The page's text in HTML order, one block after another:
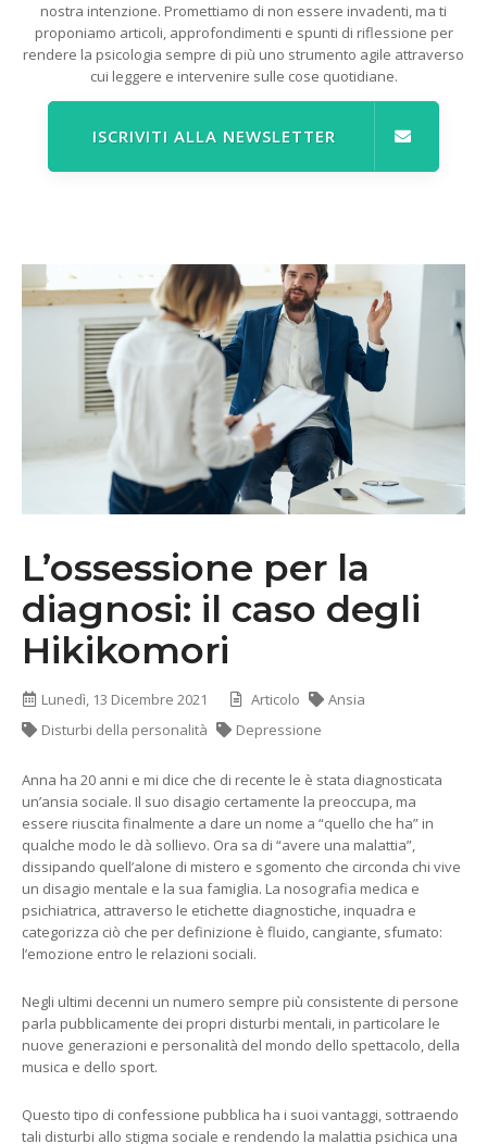
nostra intenzione. Promettiamo di non essere invadenti, ma ti
proponiamo articoli, approfondimenti e spunti di riflessione per
rendere la psicologia sempre di più uno strumento agile attraverso
cui leggere e intervenire sulle cose quotidiane.
ISCRIVITI ALLA NEWSLETTER
L’ossessione per la
diagnosi: il caso degli
Hikikomori
Lunedì, 13 Dicembre 2021 Articolo
Ansia
Disturbi della personalità
Depressione
Anna ha 20 anni e mi dice che di recente le è stata diagnosticata
un’ansia sociale. Il suo disagio certamente la preoccupa, ma
essere riuscita finalmente a dare un nome a “quello che ha” in
qualche modo le dà sollievo. Ora sa di “avere una malattia”,
dissipando quell’alone di mistero e sgomento che circonda chi vive
un disagio mentale e la sua famiglia. La nosografia medica e
psichiatrica, attraverso le etichette diagnostiche, inquadra e
categorizza ciò che per definizione è fluido, cangiante, sfumato:
l’emozione entro le relazioni sociali.
Negli ultimi decenni un numero sempre più consistente di persone
parla pubblicamente dei propri disturbi mentali, in particolare le
nuove generazioni e personalità del mondo dello spettacolo, della
musica e dello sport.
Questo tipo di confessione pubblica ha i suoi vantaggi, sottraendo
tali disturbi allo stigma sociale e rendendo la malattia psichica una